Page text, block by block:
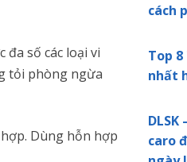
số các loại vi
tỏi phòng ngừa
Dùng hỗn hợp
cách
Top
nhất
caro